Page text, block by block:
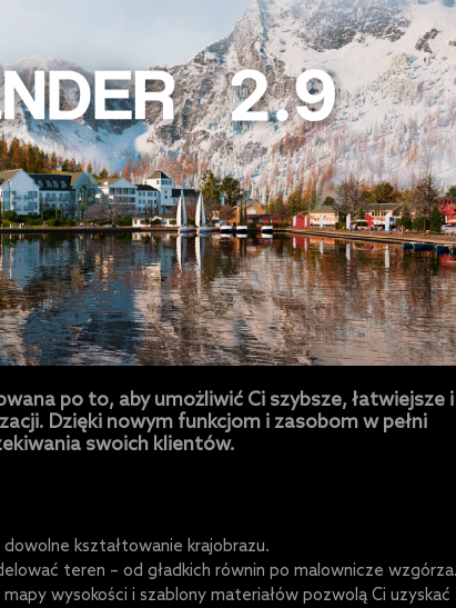
po to, aby umożliwić Ci szybsze, łatwiejsze i
Dzięki nowym funkcjom i zasobom w pełni
swoich klientów.
kształtowanie krajobrazu.
teren – od gładkich równin po malownicze
wysokości i szablony materiałów pozwolą Ci uzyskać